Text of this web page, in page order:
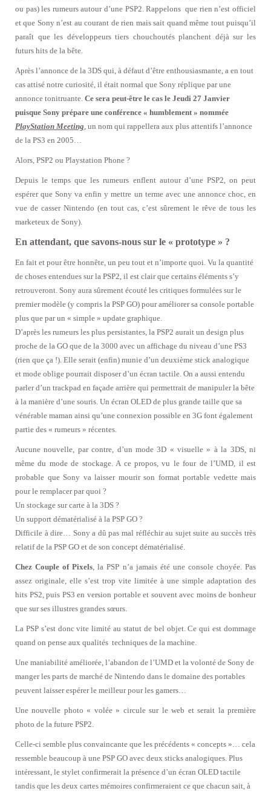
ou pas) les rumeurs autour d’une PSP2. Rappelons que rien n’est officiel
et que Sony n’est au courant de rien mais sait quand même tout puisqu’il
paraît que les développeurs tiers chouchoutés planchent déjà sur les
futurs hits de la bête.
Après l’annonce de la 3DS qui, à défaut d’être enthousiasmante, a en tout
cas attisé notre curiosité, il était normal que Sony réplique par une
annonce tonitruante. Ce sera peut-être le cas le Jeudi 27 Janvier
puisque Sony prépare une conférence « humblement » nommée
PlayStation Meeting , un nom qui rappellera aux plus attentifs l’annonce
de la PS3 en 2005…
Alors, PSP2 ou Playstation Phone ?
Depuis le temps que les rumeurs enflent autour d’une PSP2, on peut
espérer que Sony va enfin y mettre un terme avec une annonce choc, en
vue de casser Nintendo (en tout cas, c’est sûrement le rêve de tous les
marketeux de Sony).
En attendant, que savons-nous sur le « prototype » ?
En fait et pour être honnête, un peu tout et n’importe quoi. Vu la quantité
de choses entendues sur la PSP2, il est clair que certains éléments s’y
retrouveront. Sony aura sûrement écouté les critiques formulées sur le
premier modèle (y compris la PSP GO) pour améliorer sa console portable
plus que par un « simple » update graphique.
D’après les rumeurs les plus persistantes, la PSP2 aurait un design plus
proche de la GO que de la 3000 avec un affichage du niveau d’une PS3
(rien que ça !). Elle serait (enfin) munie d’un deuxième stick analogique
et mode oblige pourrait disposer d’un écran tactile. On a aussi entendu
parler d’un trackpad en façade arrière qui permettrait de manipuler la bête
à la manière d’une souris. Un écran OLED de plus grande taille que sa
vénérable maman ainsi qu’une connexion possible en 3G font également
partie des « rumeurs » récentes.
Aucune nouvelle, par contre, d’un mode 3D « visuelle » à la 3DS, ni
même du mode de stockage. A ce propos, vu le four de l’UMD, il est
probable que Sony va laisser mourir son format portable vedette mais
pour le remplacer par quoi ?
Un stockage sur carte à la 3DS ?
Un support dématérialisé à la PSP GO ?
Difficile à dire… Sony a dû pas mal réfléchir au sujet suite au succès très
relatif de la PSP GO et de son concept dématérialisé.
Chez Couple of Pixels , la PSP n’a jamais été une console choyée. Pas
assez originale, elle s’est trop vite limitée à une simple adaptation des
hits PS2, puis PS3 en version portable et souvent avec moins de bonheur
que sur ses illustres grandes sœurs.
La PSP s’est donc vite limité au statut de bel objet. Ce qui est dommage
quand on pense aux qualités techniques de la machine.
Une maniabilité améliorée, l’abandon de l’UMD et la volonté de Sony de
manger les parts de marché de Nintendo dans le domaine des portables
peuvent laisser espérer le meilleur pour les gamers…
Une nouvelle photo « volée » circule sur le web et serait la première
photo de la future PSP2.
Celle-ci semble plus convaincante que les précédents « concepts »… cela
ressemble beaucoup à une PSP GO avec deux sticks analogiques. Plus
intéressant, le stylet confirmerait la présence d’un écran OLED tactile
tandis que les deux cartes mémoires confirmeraient ce que chacun sait, à